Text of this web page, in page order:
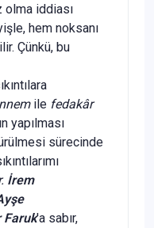
olma iddiası
hem noksanı
Çünkü, bu
ile fedakâr
yapılması
sürecinde
İrem
Faruk'a sabır,